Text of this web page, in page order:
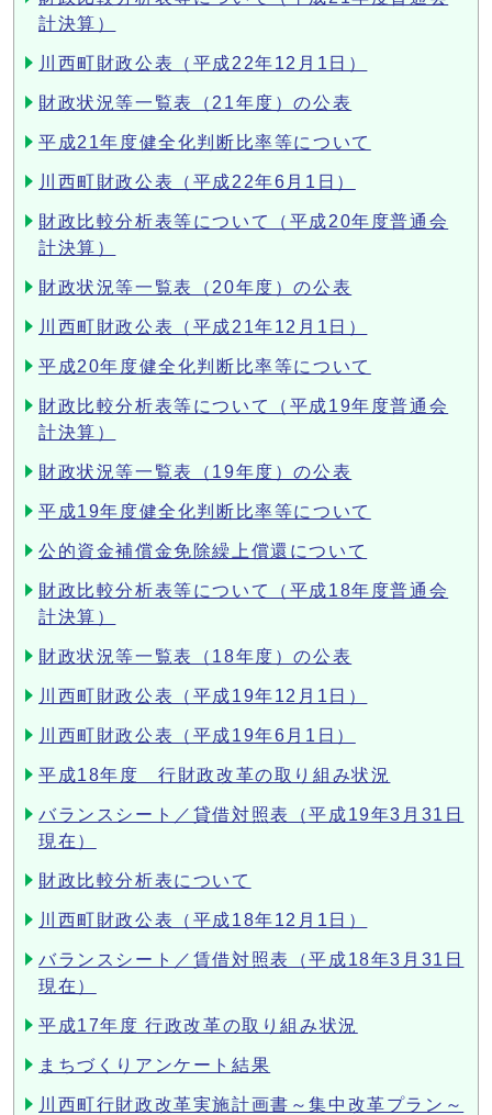
計決算）
川西町財政公表（平成22年12月1日）
財政状況等一覧表（21年度）の公表
平成21年度健全化判断比率等について
川西町財政公表（平成22年6月1日）
財政比較分析表等について（平成20年度普通会
計決算）
財政状況等一覧表（20年度）の公表
川西町財政公表（平成21年12月1日）
平成20年度健全化判断比率等について
財政比較分析表等について（平成19年度普通会
計決算）
財政状況等一覧表（19年度）の公表
平成19年度健全化判断比率等について
公的資金補償金免除繰上償還について
財政比較分析表等について（平成18年度普通会
計決算）
財政状況等一覧表（18年度）の公表
川西町財政公表（平成19年12月1日）
川西町財政公表（平成19年6月1日）
平成18年度 行財政改革の取り組み状況
バランスシート／貸借対照表（平成19年3月31日
現在）
財政比較分析表について
川西町財政公表（平成18年12月1日）
バランスシート／賃借対照表（平成18年3月31日
現在）
平成17年度 行政改革の取り組み状況
まちづくりアンケート結果
川西町行財政改革実施計画書～集中改革プラン～